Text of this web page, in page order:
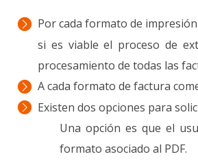
Por cada formato de
si es viable el proceso de
procesamiento de todas las
A cada formato de factura
Existen dos opciones para
Una opción es que el
formato asociado al PDF.